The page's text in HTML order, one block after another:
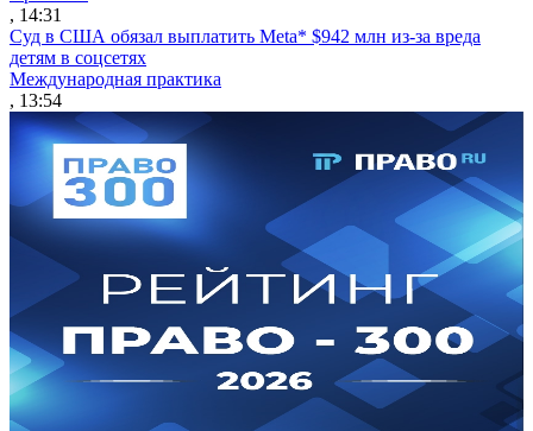
, 14:31
Суд в США обязал выплатить Meta* $942 млн из-за вреда
детям в соцсетях
Международная практика
, 13:54